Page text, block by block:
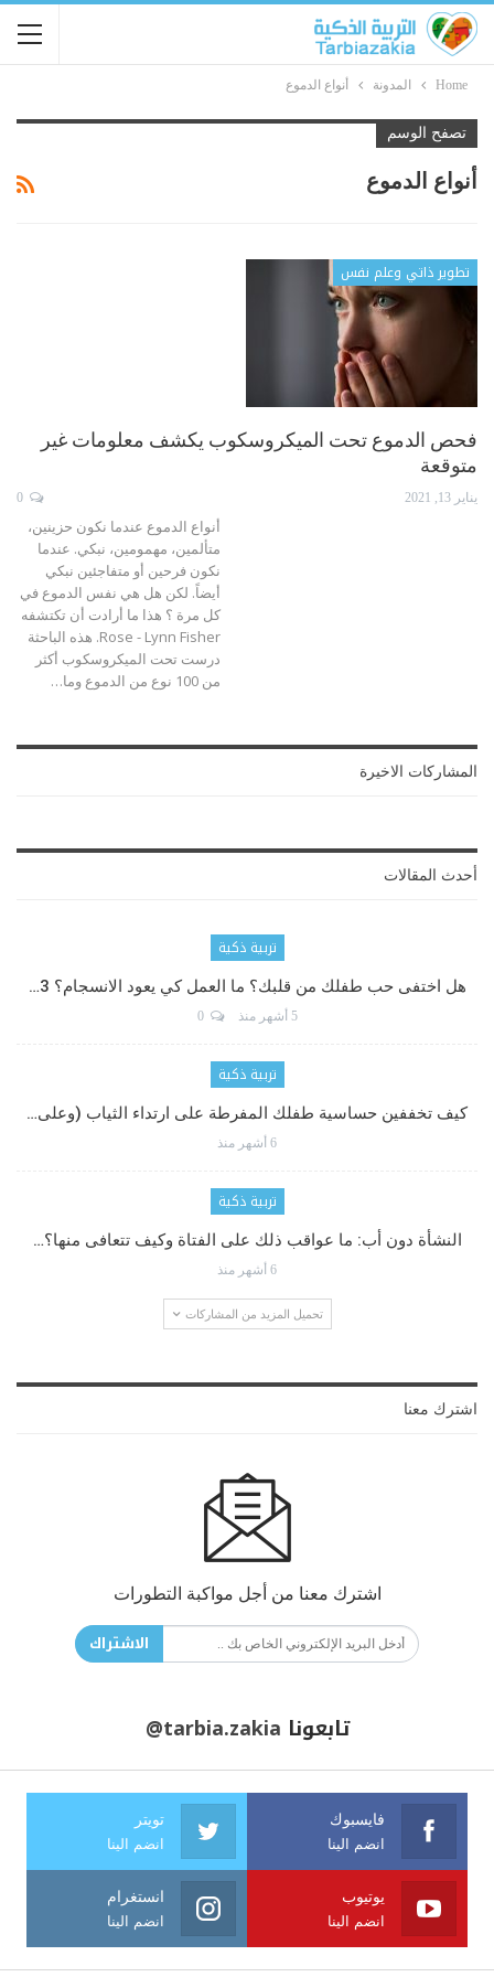
Home المدونة أنواع الدموع
تصفح الوسم
أنواع الدموع
تطوير ذاتي وعلم نفس
فحص الدموع تحت الميكروسكوب يكشف معلومات غير
متوقعة
يناير 13, 2021
أنواع الدموع عندما نكون حزينين،
متألمين، مهمومين، نبكي. عندما
نكون فرحين أو متفاجئين نبكي
أيضاً. لكن هل هي نفس الدموع في
كل مرة ؟ هذا ما أرادت أن تكتشفه
Rose - Lynn Fisher. هذه الباحثة
درست تحت الميكروسكوب أكثر
من 100 نوع من الدموع وما…
المشاركات الاخيرة
أحدث المقالات
تربية ذكية
هل اختفى حب طفلك من قلبك؟ ما العمل كي يعود الانسجام؟ 3…
5 أشهر منذ 0
تربية ذكية
كيف تخففين حساسية طفلك المفرطة على ارتداء الثياب (وعلى…
6 أشهر منذ
تربية ذكية
النشأة دون أب: ما عواقب ذلك على الفتاة وكيف تتعافى منها؟…
6 أشهر منذ
تحميل المزيد من المشاركات
اشترك معنا
اشترك معنا من أجل مواكبة التطورات
الاشتراك
تابعونا @tarbia.zakia
فايسبوك
انضم الينا
تويتر
انضم الينا
يوتيوب
انضم الينا
انستغرام
انضم الينا